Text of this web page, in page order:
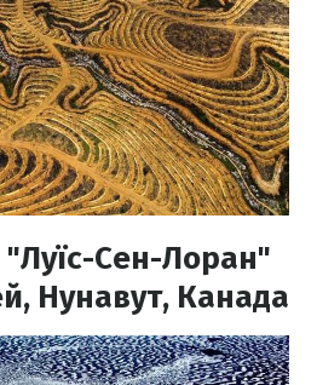
Сен-Лоран"
Нунавут, Канада